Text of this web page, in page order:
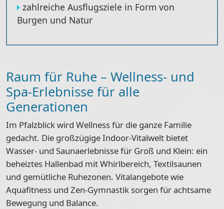
zahlreiche Ausflugsziele in Form von
Burgen und Natur
Raum für Ruhe – Wellness- und
Spa-Erlebnisse für alle
Generationen
Im Pfalzblick wird Wellness für die ganze Familie
gedacht. Die großzügige Indoor-Vitalwelt bietet
Wasser- und Saunaerlebnisse für Groß und Klein: ein
beheiztes Hallenbad mit Whirlbereich, Textilsaunen
und gemütliche Ruhezonen. Vitalangebote wie
Aquafitness und Zen-Gymnastik sorgen für achtsame
Bewegung und Balance.